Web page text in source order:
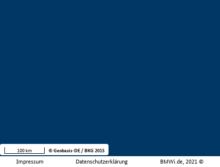
Impressum Datenschutzerklärung BMWi.de, 2021 ©
100 km © Geobasis-DE / BKG 2015